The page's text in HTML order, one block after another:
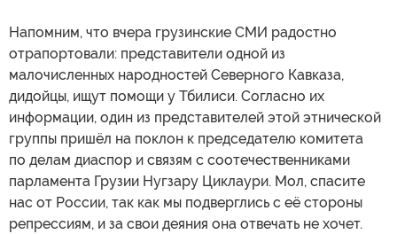
Напомним, что вчера грузинские СМИ радостно
отрапортовали: представители одной из
малочисленных народностей Северного Кавказа,
дидойцы, ищут помощи у Тбилиси. Согласно их
информации, один из представителей этой этнической
группы пришёл на поклон к председателю комитета
по делам диаспор и связям с соотечественниками
парламента Грузии Нугзару Циклаури. Мол, спасите
нас от России, так как мы подверглись с её стороны
репрессиям, и за свои деяния она отвечать не хочет.